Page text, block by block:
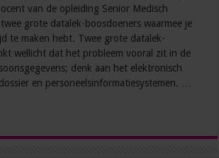
van de opleiding Senior Medisch
grote datalek-boosdoeners waarmee je
te maken hebt. Twee grote datalek-
wellicht dat het probleem vooral zit in de
denk aan het elektronisch
en personeelsinformatiesystemen. …